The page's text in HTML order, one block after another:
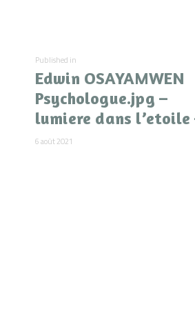
l’article
Published in
post:
Edwin OSAYAMWEN
Psychologue.jpg –
lumiere dans l’etoile
6 août 2021